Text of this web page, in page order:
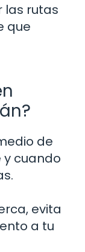
las rutas
que
de
cuando
evita
a tu